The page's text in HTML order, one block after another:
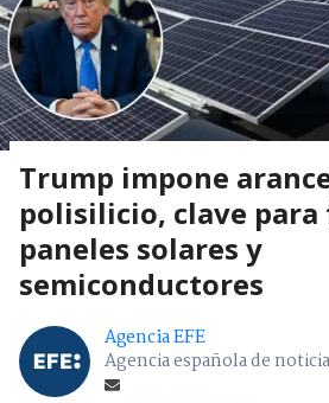
Trump impone
polisilicio, clave
paneles solares y
semiconductores
Agencia EFE
Agencia española de